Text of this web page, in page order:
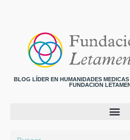
BLOG LÍDER EN HUMANIDADES
FUNDACION